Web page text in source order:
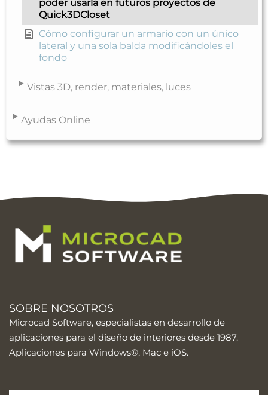
poder usarla en futuros proyectos de
Quick3DCloset
Cómo configurar un armario con un único
lateral y una sola balda modificándoles el
fondo
Vistas 3D, render, materiales, luces
Ayudas Online
SOBRE NOSOTROS
Microcad Software, especialistas en desarrollo de
aplicaciones para el diseño de interiores desde 1987.
Aplicaciones para Windows®, Mac e iOS.